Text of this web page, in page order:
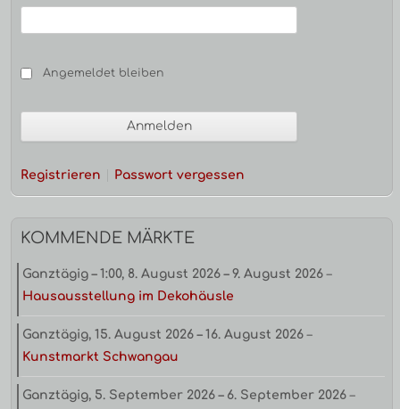
Angemeldet bleiben
Registrieren Passwort vergessen
KOMMENDE MÄRKTE
Ganztägig – 1:00, 8. August 2026 – 9. August 2026 –
Hausausstellung im Dekohäusle
Ganztägig, 15. August 2026 – 16. August 2026 –
Kunstmarkt Schwangau
Ganztägig, 5. September 2026 – 6. September 2026 –